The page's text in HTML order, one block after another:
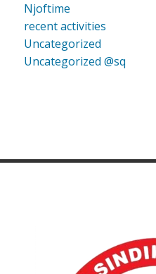
Njoftime
recent activities
Uncategorized
Uncategorized @sq